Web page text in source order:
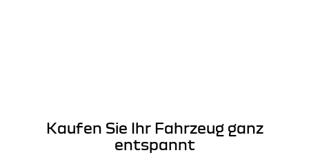
Kaufen Sie Ihr Fahrzeug ganz
entspannt